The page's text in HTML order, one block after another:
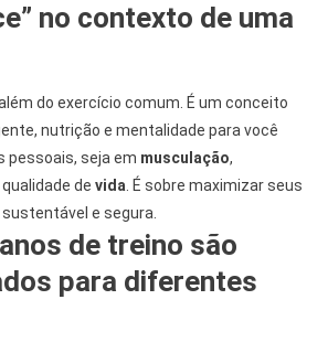
no contexto de uma
do exercício comum. É um conceito
nutrição e mentalidade para você
pessoais, seja em musculação,
de vida. É sobre maximizar seus
e segura.
de treino são
para diferentes